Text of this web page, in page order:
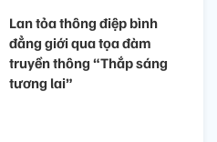
Lan tỏa thông điệp bình
đẳng giới qua tọa đàm
truyền thông “Thắp sáng
tương lai”